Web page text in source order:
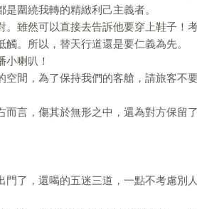
圍繞我轉的精緻利己主義者。
雖然可以直接去告訴他要穿上鞋子！
。所以，替天行道還是要仁義為先。
小喇叭！
空間，為了保持我們的客艙，請旅客不
言，傷其於無形之中，還為對方保留
了，還喝的五迷三道，一點不考慮別